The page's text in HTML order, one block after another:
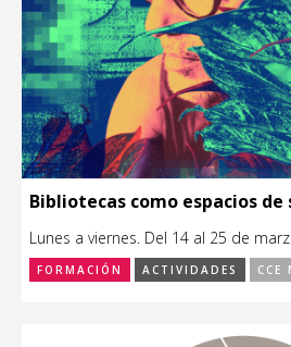
Bibliotecas como espacios de
Lunes a viernes. Del 14 al 25 de
FORMACIÓN ACTIVIDADES CCE